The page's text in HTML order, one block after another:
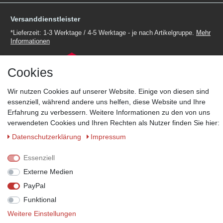
Versanddienstleister
*Lieferzeit: 1-3 Werktage / 4-5 Werktage - je nach Artikelgruppe. Mehr
Informationen
Zahlungsmöglichkeiten
Wir behalten uns das Recht vor im Einzelfall bestimmte
Zahlungsarten auszuschließen.Mehr Informationen
© Copyright 2026 Marabella´s | Alle Rechte vorbehalten. | Grundpreise
siehe Artikeldetails.
Cookies
Wir nutzen Cookies auf unserer Website. Einige von diesen sind
essenziell, während andere uns helfen, diese Website und Ihre
Erfahrung zu verbessern. Weitere Informationen zu den von uns
verwendeten Cookies und Ihren Rechten als Nutzer finden Sie hier:
Daten­schutz­erklärung
Impressum
Essenziell
Externe Medien
PayPal
Funktional
Weitere Einstellungen